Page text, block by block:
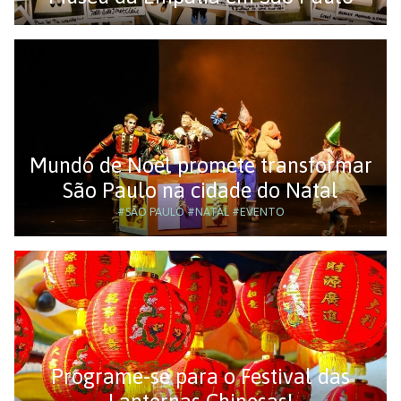
Mundo de Noel promete transformar
São Paulo na cidade do Natal
#SÃO PAULO#NATAL#EVENTO
Programe-se para o Festival das